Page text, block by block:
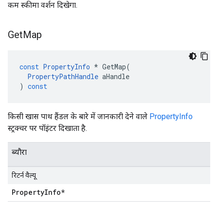
कम स्कीमा वर्शन दिखेगा.
GetMap
const PropertyInfo * GetMap(
PropertyPathHandle aHandle
) const
किसी खास पाथ हैंडल के बारे में जानकारी देने वाले PropertyInfo
स्ट्रक्चर पर पॉइंटर दिखाता है.
ब्यौरा
रिटर्न वैल्यू
PropertyInfo*